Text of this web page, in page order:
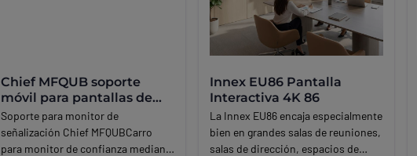
Chief MFQUB soporte
móvil para pantallas de
señalización digital
Soporte para monitor de
señalización Chief MFQUBCarro
para monitor de confianza mediano
Innex EU86 Pantalla
Interactiva 4K 86
La Innex EU86 encaja especialmente
bien en grandes salas de reuniones,
salas de dirección, espacios de